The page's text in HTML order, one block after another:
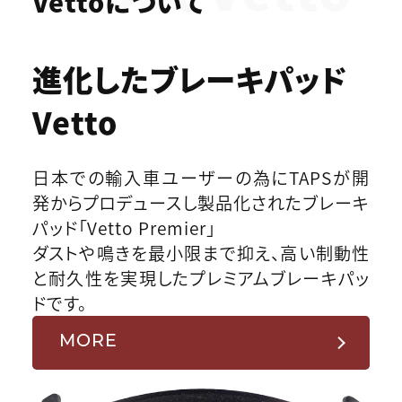
進化したブレーキパッド
Vetto
日本での輸入車ユーザーの為にTAPSが開
発からプロデュースし製品化されたブレーキ
パッド「Vetto Premier」
ダストや鳴きを最小限まで抑え、高い制動性
と耐久性を実現したプレミアムブレーキパッ
ドです。
MORE